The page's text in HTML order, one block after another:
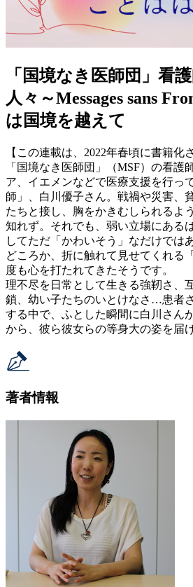
「国境なき医師団」看
人々～Messages sans
は国境を越えて
【この連載は、2022年春頃に書籍化
「国境なき医師団」（MSF）の看護
ア、イエメンなどで医療支援を行っ
師」、白川優子さん。戦禍や災害、
たちと接し、胸をかきむしられるよ
知れず。それでも、弱い立場にある
してただ「かわいそう」なだけでは
どころか、折に触れて見せてくれる
度も心を打たれてきたそうです。
理不尽を日常として生きる強靭さ、
鎖、幼い子たちのいとけなさ…患者
する中で、ふとした瞬間に白川さん
から、彼ら彼女らの等身大の姿を届
著者情報